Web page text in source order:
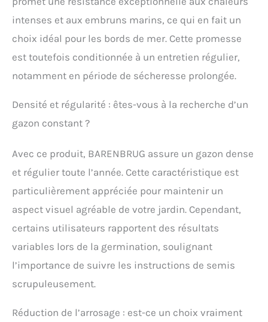
esthétiques au fil des
ans Dense et régulier
toute l’année : La
rhizomes est capable de
s’auto-régénérer et de
pousses de gazon dans
les zones dégarnies. Le
développement des
adventives Avec Fétuque
élevée rhizomateuse
(RTF) : Son maillage
racinaire à rhizomes
offre une autoréparation
naturelle. Elle recolonise
résiste à la sécheresse et
aux fortes chaleurs. Sa
accrues Le conseil du
intenses et aux embruns marins, ce qui en fait un
choix idéal pour les bords de mer. Cette promesse
est toutefois conditionnée à un entretien régulier,
notamment en période de sécheresse prolongée.
Densité et régularité : êtes-vous à la recherche d’un
gazon constant ?
Avec ce produit, BARENBRUG assure un gazon dense
et régulier toute l’année. Cette caractéristique est
particulièrement appréciée pour maintenir un
aspect visuel agréable de votre jardin. Cependant,
certains utilisateurs rapportent des résultats
variables lors de la germination, soulignant
l’importance de suivre les instructions de semis
scrupuleusement.
Réduction de l’arrosage : est-ce un choix vraiment